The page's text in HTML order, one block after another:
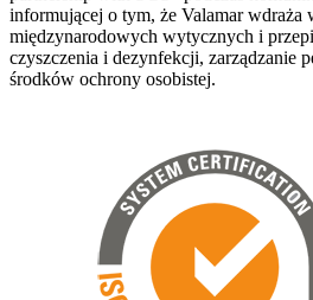
informującej o tym, że Valamar wdraża
międzynarodowych wytycznych i
czyszczenia i dezynfekcji, zarządzanie
środków ochrony osobistej.